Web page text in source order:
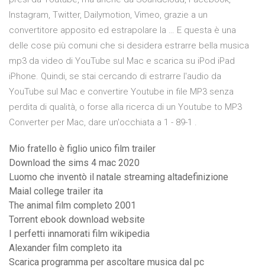
Instagram, Twitter, Dailymotion, Vimeo, grazie a un
convertitore apposito ed estrapolare la … E questa è una
delle cose più comuni che si desidera estrarre bella musica
mp3 da video di YouTube sul Mac e scarica su iPod iPad
iPhone. Quindi, se stai cercando di estrarre l'audio da
YouTube sul Mac e convertire Youtube in file MP3 senza
perdita di qualità, o forse alla ricerca di un Youtube to MP3
Converter per Mac, dare un'occhiata a 1 - 89-1 .
Mio fratello è figlio unico film trailer
Download the sims 4 mac 2020
Luomo che inventò il natale streaming altadefinizione
Maial college trailer ita
The animal film completo 2001
Torrent ebook download website
I perfetti innamorati film wikipedia
Alexander film completo ita
Scarica programma per ascoltare musica dal pc